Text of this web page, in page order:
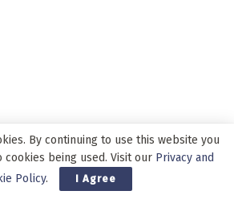
ADVERTISEMENT
By continuing to use this website you
cookies being used. Visit our Privacy and
Policy. I Agree